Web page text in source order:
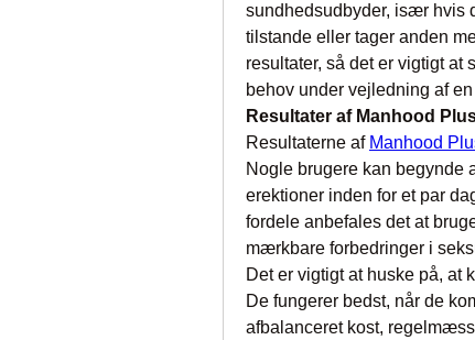
sundhedsudbyder, især hvis
tilstande eller tager anden
resultater, så det er vigtigt at
behov under vejledning af
Resultater af Manhood
Resultaterne af Manhood
Nogle brugere kan begynde
erektioner inden for et par
fordele anbefales det at
mærkbare forbedringer i
Det er vigtigt at huske på, at
De fungerer bedst, når de
afbalanceret kost,